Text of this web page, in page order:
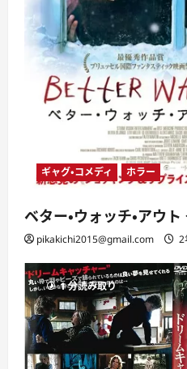
ギャグ・コメディ ホラー
ベター・ウォッチ・アウ
pikakichi2015@gmail.com 2
1 分読み取り